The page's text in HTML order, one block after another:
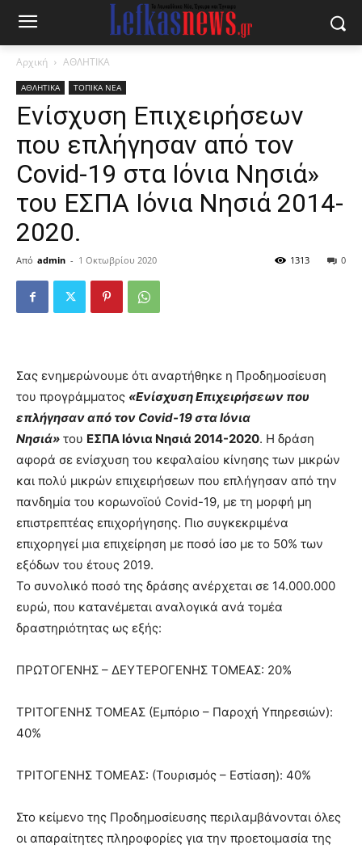
Αρχική ΑΘΛΗΤΙΚΑ
ΑΘΛΗΤΙΚΑ ΤΟΠΙΚΑ ΝΕΑ
Ενίσχυση Επιχειρήσεων
που επλήγησαν από τον
Covid-19 στα Ιόνια Νησιά»
του ΕΣΠΑ Ιόνια Νησιά 2014-
2020.
Από admin - 1 Οκτωβρίου 2020 0
1313
Σας ενημερώνουμε ότι αναρτήθηκε η Προδημοσίευση
του προγράμματος «Ενίσχυση Επιχειρήσεων που
επλήγησαν από τον Covid-19 στα Ιόνια
Νησιά» του ΕΣΠΑ Ιόνια Νησιά 2014-2020. Η δράση
αφορά σε ενίσχυση του κεφαλαίου κίνησης των μικρών
και πολύ μικρών επιχειρήσεων που επλήγησαν από την
πανδημία του κορωνοϊού Covid-19, με τη μορφή μη
επιστρεπτέας επιχορήγησης. Πιο συγκεκριμένα
επιχορηγεί μια επιχείρηση με ποσό ίσο με το 50% των
εξόδων του έτους 2019.
Το συνολικό ποσό της δράσης ανέρχεται σε 14.000.000
ευρώ, που κατανέμεται αναλογικά ανά τομέα
δραστηριότητας ως εξής:
ΠΡΩΤΟΓΕΝΗΣ – ΔΕΥΤΕΡΟΓΕΝΗΣ ΤΟΜΕΑΣ: 20%
ΤΡΙΤΟΓΕΝΗΣ ΤΟΜΕΑΣ (Εμπόριο – Παροχή Υπηρεσιών):
40%
ΤΡΙΤΟΓΕΝΗΣ ΤΟΜΕΑΣ: (Τουρισμός – Εστίαση): 40%
Στο κείμενο της Προδημοσίευσης περιλαμβάνονται όλες
οι απαραίτητες πληροφορίες για την προετοιμασία της